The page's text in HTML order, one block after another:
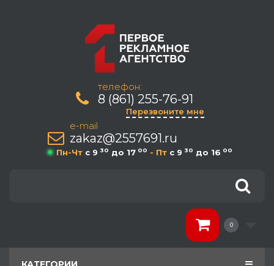
телефон:
8 (861) 255-76-91
Перезвоните мне
e-mail
zakaz@2557691.ru
Пн-Чт c 9 30 до 17 00 - Пт c 9 30 до 16 00
0